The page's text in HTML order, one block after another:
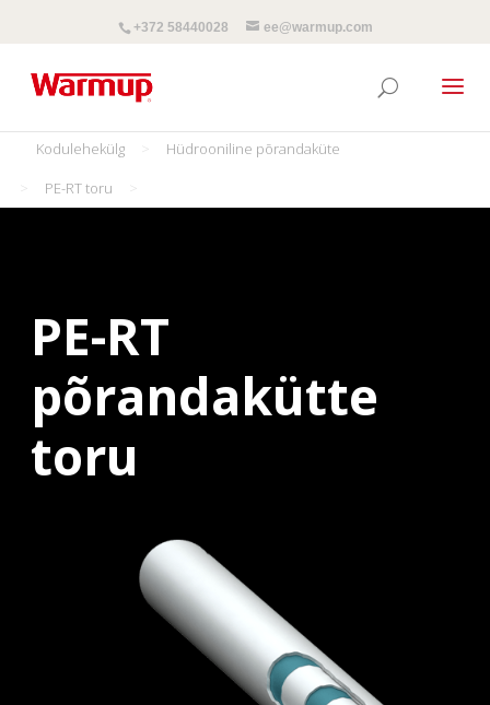
+372 58440028 ee@warmup.com
Kodulehekülg >
Hüdrooniline põrandaküte
>
PE-RT toru >
PE-RT
põrandakütte
toru